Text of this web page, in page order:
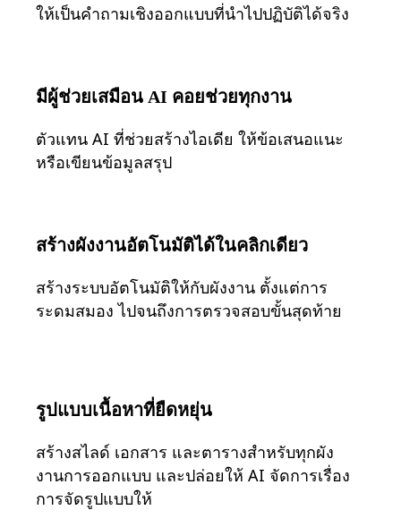
การจัดการผลิตภัณฑ์
ผู้นำผลิตภัณฑ์และฝ่ายปฏิบัติการ
การตลาด
IT
ตามโครงการริเริ่มเชิงกลยุทธ์
การเปลี่ยนแปลงวิถีการทำงาน
ประสบการณ์ลูกค้าและการออกแบบบริการ
การเปลี่ยนผ่านสู่ระบบคลาวด์และซอฟต์แวร์
เว็บบินาร์
ชุมชนและการสนับสนุน
ศูนย์ช่วยเหลือ
กิจกรรม
ให้เป็นคำถามเชิงออกแบบที่นำไปปฏิบัติได้จริง
มีผู้ช่วยเสมือน AI คอยช่วยทุกงาน
ตัวแทน AI ที่ช่วยสร้างไอเดีย ให้ข้อเสนอแนะ
หรือเขียนข้อมูลสรุป
สร้างผังงานอัตโนมัติได้ในคลิกเดียว
สร้างระบบอัตโนมัติให้กับผังงาน ตั้งแต่การ
ระดมสมอง ไปจนถึงการตรวจสอบขั้นสุดท้าย
รูปแบบเนื้อหาที่ยืดหยุ่น
สร้างสไลด์ เอกสาร และตารางสำหรับทุกผัง
งานการออกแบบ และปล่อยให้ AI จัดการเรื่อง
การจัดรูปแบบให้